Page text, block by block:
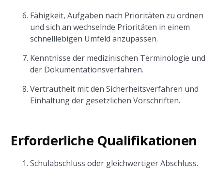
Fähigkeit, Aufgaben nach Prioritäten zu ordnen
und sich an wechselnde Prioritäten in einem
schnelllebigen Umfeld anzupassen.
Kenntnisse der medizinischen Terminologie und
der Dokumentationsverfahren.
Vertrautheit mit den Sicherheitsverfahren und
Einhaltung der gesetzlichen Vorschriften.
Erforderliche Qualifikationen
Schulabschluss oder gleichwertiger Abschluss.